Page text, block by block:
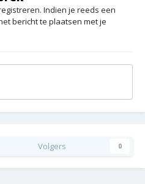
Indien je reeds een
bericht te plaatsen met je
Volgers 0